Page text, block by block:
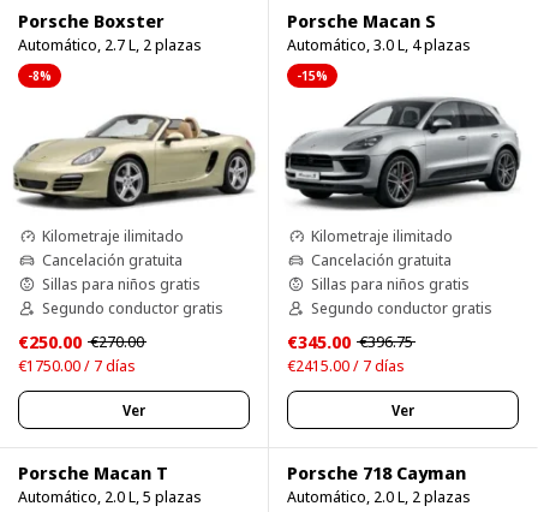
Porsche Boxster
Automático, 2.7 L, 2 plazas
-8%
Kilometraje ilimitado
Cancelación gratuita
Sillas para niños gratis
Segundo conductor gratis
€250.00 €270.00
€1750.00 / 7 días
Ver
Porsche Macan S
Automático, 3.0 L, 4 plazas
-15%
Kilometraje ilimitado
Cancelación gratuita
Sillas para niños gratis
Segundo conductor gratis
€345.00 €396.75
€2415.00 / 7 días
Ver
Porsche Macan T
Automático, 2.0 L, 5 plazas
Porsche 718 Cayman
Automático, 2.0 L, 2 plazas